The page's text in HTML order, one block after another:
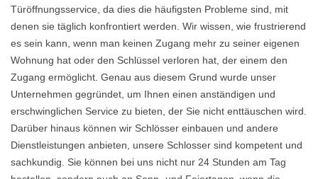
Türöffnungsservice, da dies die häufigsten Probleme sind, mit
denen sie täglich konfrontiert werden. Wir wissen, wie frustrierend
es sein kann, wenn man keinen Zugang mehr zu seiner eigenen
Wohnung hat oder den Schlüssel verloren hat, der einem den
Zugang ermöglicht. Genau aus diesem Grund wurde unser
Unternehmen gegründet, um Ihnen einen anständigen und
erschwinglichen Service zu bieten, der Sie nicht enttäuschen wird.
Darüber hinaus können wir Schlösser einbauen und andere
Dienstleistungen anbieten, unsere Schlosser sind kompetent und
sachkundig. Sie können bei uns nicht nur 24 Stunden am Tag